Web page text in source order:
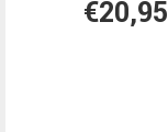
€20,95